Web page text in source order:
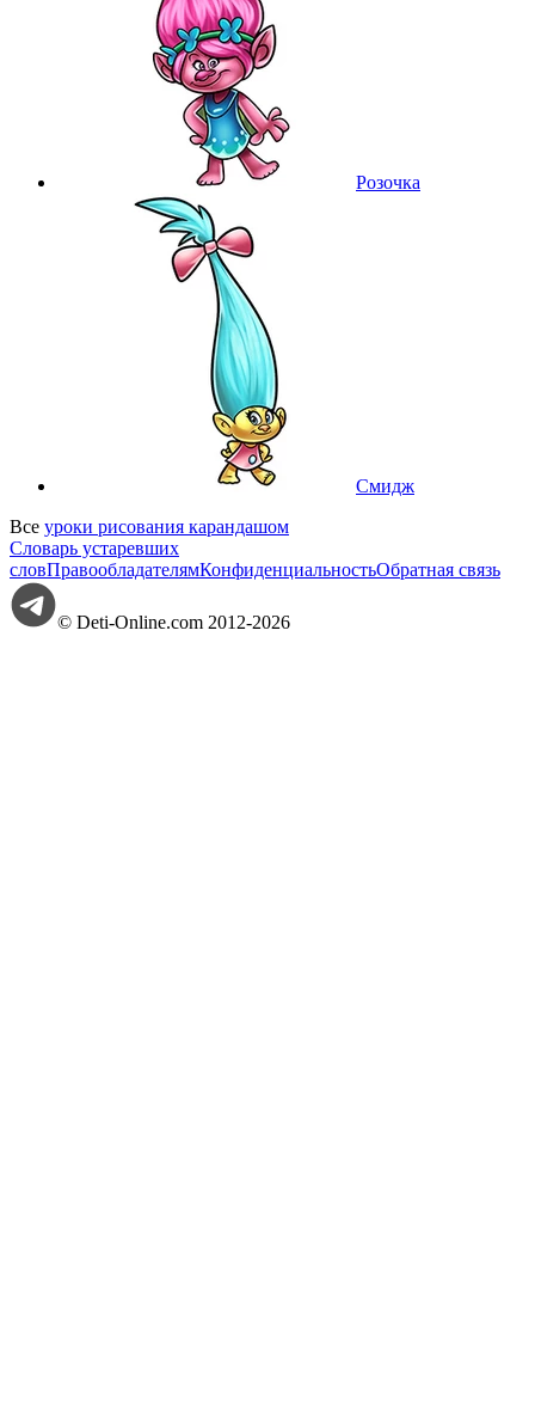
Розочка
Смидж
Все уроки рисования карандашом
Словарь устаревших
словПравообладателямКонфиденциальностьОбратная связь
© Deti-Online.com 2012-2026